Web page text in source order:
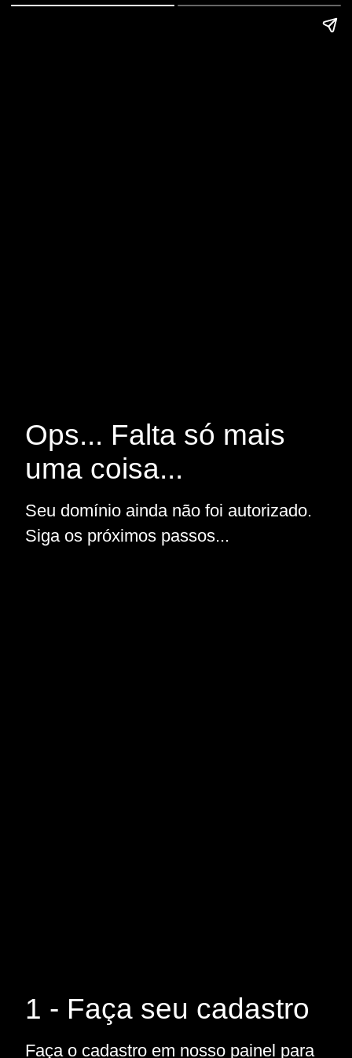
Ops... Falta só mais
uma coisa...
Seu domínio ainda não foi autorizado.
Siga os próximos passos...
1 - Faça seu cadastro
Faça o cadastro em nosso painel para